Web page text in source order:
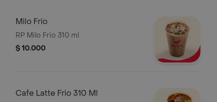
Milo Frio
RP Milo Frio 310 ml
$ 10.000
Cafe Latte Frio 310 Ml